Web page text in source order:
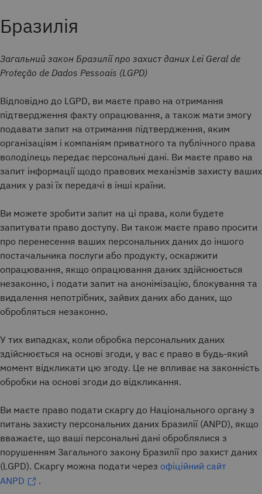
Бразилія
Загальний закон Бразилії про захист даних Lei Geral de
Proteção de Dados Pessoais (LGPD)
Відповідно до LGPD, ви маєте право на отримання
підтвердження факту опрацювання, а також мати змогу
подавати запит на отримання підтвердження, яким
організаціям і компаніям приватного та публічного права
володілець передає персональні дані. Ви маєте право на
запит інформації щодо правових механізмів захисту ваших
даних у разі їх передачі в інші країни.
Ви можете зробити запит на ці права, коли будете
запитувати право доступу. Ви також маєте право просити
про перенесення ваших персональних даних до іншого
постачальника послуги або продукту, оскаржити
опрацювання, якщо опрацювання даних здійснюється
незаконно, і подати запит на анонімізацію, блокування та
видалення непотрібних, зайвих даних або даних, що
обробляться незаконно.
У тих випадках, коли обробка персональних даних
здійснюється на основі згоди, у вас є право в будь-який
момент відкликати цю згоду. Це не впливає на законність
обробки на основі згоди до відкликання.
Ви маєте право подати скаргу до Національного органу з
питань захисту персональних даних Бразилії (ANPD), якщо
вважаєте, що ваші персональні дані оброблялися з
порушенням Загального закону Бразилії про захист даних
(LGPD). Скаргу можна подати через офіційний сайт
ANPD
.